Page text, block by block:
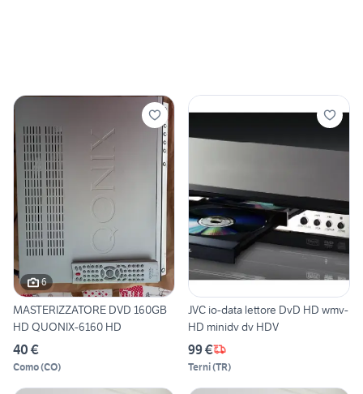
6
MASTERIZZATORE DVD 160GB
HD QUONIX-6160 HD
40 €
Como(CO)
JVC io-data lettore DvD HD wmv-
HD minidv dv HDV
99 €
Terni(TR)